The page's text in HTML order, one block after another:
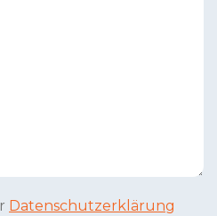
Datenschutzerklärung